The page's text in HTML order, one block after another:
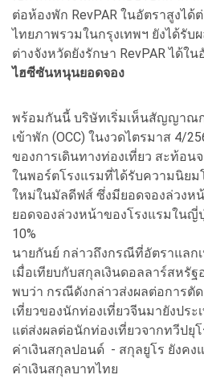
ต่อห้องพัก RevPAR ในอัตราสูงไ
ไทยภาพรวมในกรุงเทพฯ ยังได้รับ
ต่างจังหวัดยังรักษา RevPAR ได้ใน
ไฮซีซันหนุนยอดจอง
พร้อมกันนี้ บริษัทเริ่มเห็นสัญญาณ
เข้าพัก (OCC) ในงวดไตรมาส 4/
ของการเดินทางท่องเที่ยว สะท้อน
ในพอร์ตโรงแรมที่ได้รับความนิยม
ใหม่ในมัลดีฟส์ ซึ่งมียอดจองล่วงห
ยอดจองล่วงหน้าของโรงแรมในญี่
10%
นายกันย์ กล่าวถึงกรณีที่อัตราแลก
เมื่อเทียบกับสกุลเงินดอลลาร์สหรัฐ
พบว่า กรณีดังกล่าวส่งผลต่อการตั
เที่ยวของนักท่องเที่ยวจีนมายังปร
แต่ส่งผลต่อนักท่องเที่ยวจากทวีปยุ
ค่าเงินสกุลปอนด์ - สกุลยูโร ยังคง
ค่าเงินสกุลบาทไทย